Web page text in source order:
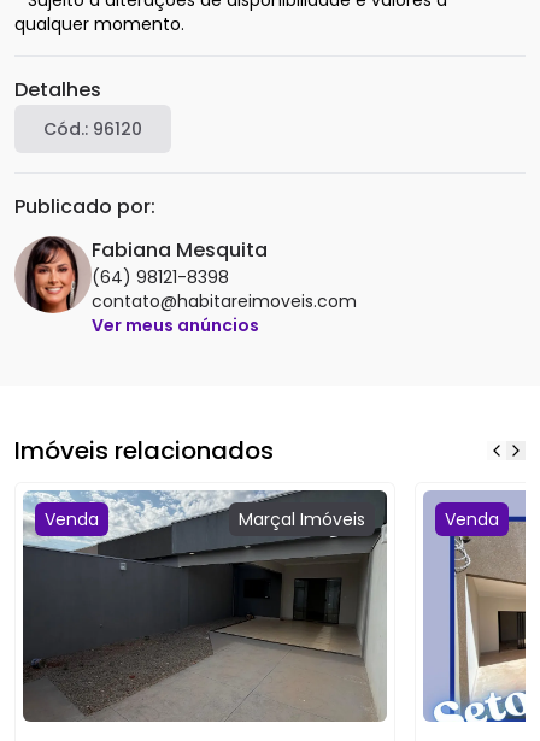
qualquer momento.
Detalhes
Cód.: 96120
Publicado por:
Fabiana Mesquita
(64) 98121-8398
contato@habitareimoveis.com
Ver meus anúncios
Venda Marçal Imóveis Venda
Imóveis relacionados